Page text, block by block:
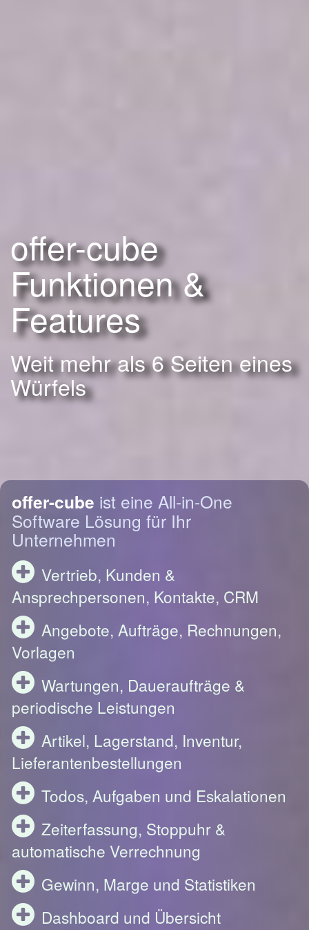
offer-cube
Funktionen &
Features
Weit mehr als 6 Seiten eines
Würfels
offer-cube ist eine All-in-One
Software Lösung für Ihr
Unternehmen
Vertrieb, Kunden &
Ansprechpersonen, Kontakte, CRM
Angebote, Aufträge, Rechnungen,
Vorlagen
Wartungen, Daueraufträge &
periodische Leistungen
Artikel, Lagerstand, Inventur,
Lieferantenbestellungen
Todos, Aufgaben und Eskalationen
Zeiterfassung, Stoppuhr &
automatische Verrechnung
Gewinn, Marge und Statistiken
Dashboard und Übersicht